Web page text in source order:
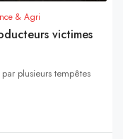
& Agri
victimes
plusieurs tempêtes